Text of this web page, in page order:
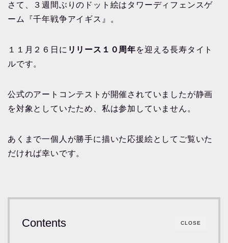
さて、３週間ぶりのドット絵はタワーディフェンスゲ
ーム『千年戦争アイギス』。
１１月２６日に リリース１０周年を迎える長寿タイト
ルです。
公式のアートコンテストが開催されていましたが静画
を対象としていたため、私は参加していません。
あくまで一個人が勝手に描いた応援絵としてご覧いた
だければ幸いです。
CLOSE
Contents